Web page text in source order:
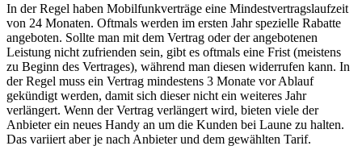
In der Regel haben Mobilfunkverträge eine Mindestvertragslaufzeit
von 24 Monaten. Oftmals werden im ersten Jahr spezielle Rabatte
angeboten. Sollte man mit dem Vertrag oder der angebotenen
Leistung nicht zufrienden sein, gibt es oftmals eine Frist (meistens
zu Beginn des Vertrages), während man diesen widerrufen kann. In
der Regel muss ein Vertrag mindestens 3 Monate vor Ablauf
gekündigt werden, damit sich dieser nicht ein weiteres Jahr
verlängert. Wenn der Vertrag verlängert wird, bieten viele der
Anbieter ein neues Handy an um die Kunden bei Laune zu halten.
Das variiert aber je nach Anbieter und dem gewählten Tarif.